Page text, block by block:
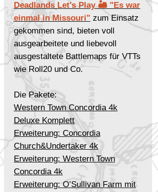
Deadlands Let's Play 🏜 "Es war
einmal in Missouri" zum Einsatz
gekommen sind, bieten voll
ausgearbeitete und liebevoll
ausgestaltete Battlemaps für VTTs
wie Roll20 und Co.
Die Pakete:
Western Town Concordia 4k
Deluxe Komplett
Erweiterung: Concordia
Church&Undertaker 4k
Erweiterung: Western Town
Concordia 4k
Erweiterung: O’Sullivan Farm mit